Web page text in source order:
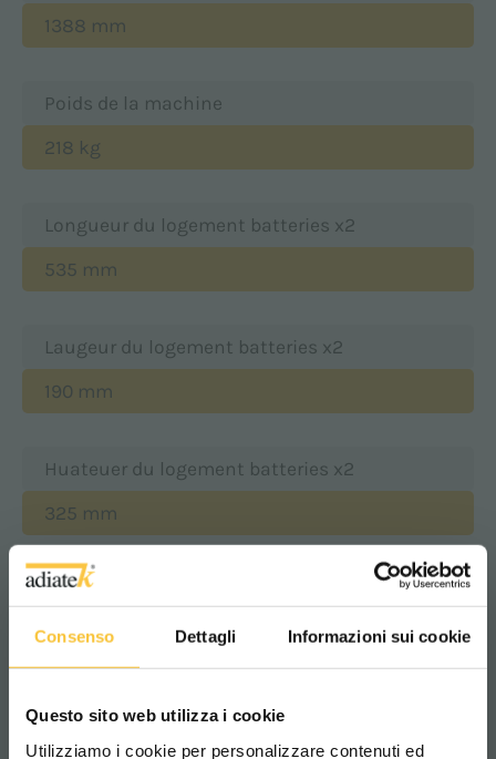
Consenso Dettagli Informazioni sui cookie
Questo sito web utilizza i cookie
Utilizziamo i cookie per personalizzare contenuti ed
1388 mm
Poids de la machine
218 kg
Longueur du logement batteries x2
535 mm
Laugeur du logement batteries x2
190 mm
Huateuer du logement batteries x2
325 mm
Classe
|
Degré de protection